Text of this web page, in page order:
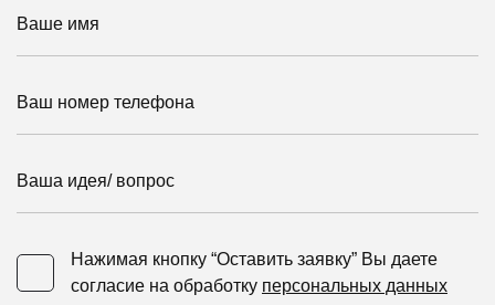
Ваше имя
Ваш номер телефона
Ваша идея/ вопрос
Нажимая кнопку “Оставить заявку” Вы даете
Нажимая кнопку “Оставить заявку” Вы даете
согласие на обработку персональных данных